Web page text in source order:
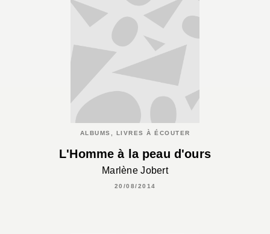
ALBUMS, LIVRES À ÉCOUTER
L'Homme à la peau d'ours
Marlène Jobert
20/08/2014